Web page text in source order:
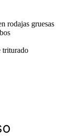
rodajas gruesas
triturado